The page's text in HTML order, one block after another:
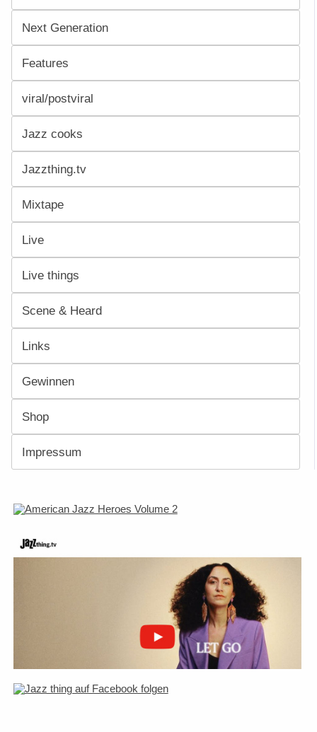
Next Generation
Features
viral/postviral
Jazz cooks
Jazzthing.tv
Mixtape
Live
Live things
Scene & Heard
Links
Gewinnen
Shop
Impressum